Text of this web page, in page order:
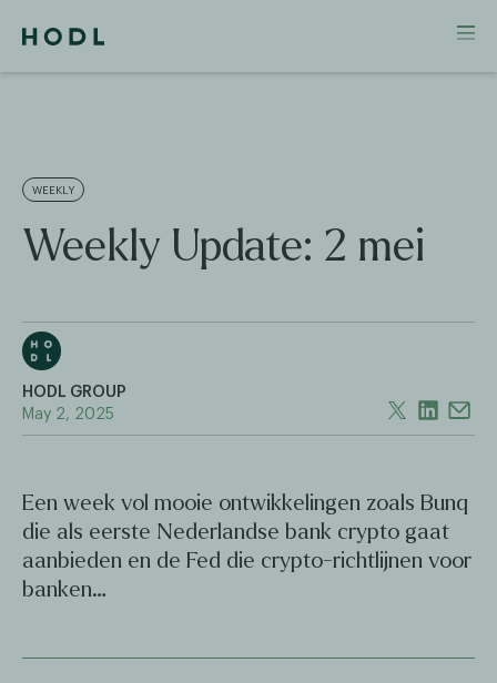
WEEKLY
Weekly Update: 2 mei
HODL GROUP
May 2, 2025
Een week vol mooie ontwikkelingen zoals Bunq
die als eerste Nederlandse bank crypto gaat
aanbieden en de Fed die crypto-richtlijnen voor
banken…